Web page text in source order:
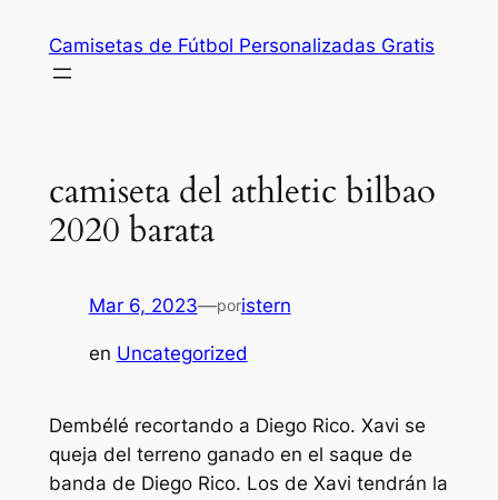
contenido
Camisetas de Fútbol Personalizadas Gratis
camiseta del athletic bilbao
2020 barata
Mar 6, 2023—poristern
en Uncategorized
Dembélé recortando a Diego Rico. Xavi se
queja del terreno ganado en el saque de
banda de Diego Rico. Los de Xavi tendrán la